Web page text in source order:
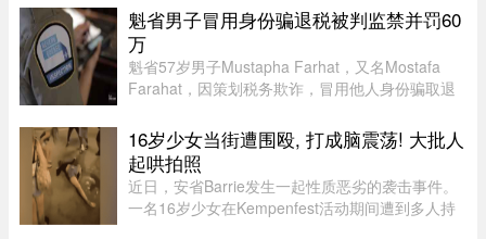
水侵袭以来，该区举行的首次市政委员会会议。居
民表示，自己已经花费数万甚至数十 ...
魁省男子冒用身份骗退税被判监禁并罚60
万
魁省57岁男子Mustapha Farhat，又名Mostafa
Farahat，因策划税务欺诈，冒用他人身份骗取退
万元罚款。
16岁少女当街遭围殴, 打成脑震荡! 大批人
起哄拍照
近日，安省Barrie发生一起性质恶劣的袭击事件。
一名16岁少女在Kempenfest活动期间遭到多人持